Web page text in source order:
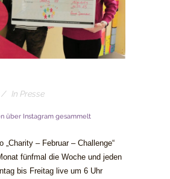
In Presse
über Instagram gesammelt
„Charity – Februar – Challenge“
fünfmal die Woche und jeden
bis Freitag live um 6 Uhr